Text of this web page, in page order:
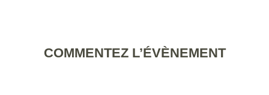
COMMENTEZ L’ÉVÈNEMENT